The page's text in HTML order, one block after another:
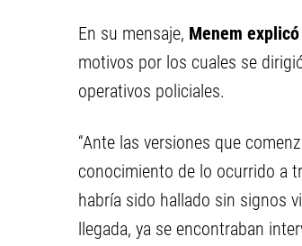
En su mensaje, Menem
motivos por los cuales se
operativos policiales.
“Ante las versiones que
conocimiento de lo ocurrido a
habría sido hallado sin signos
llegada, ya se encontraban